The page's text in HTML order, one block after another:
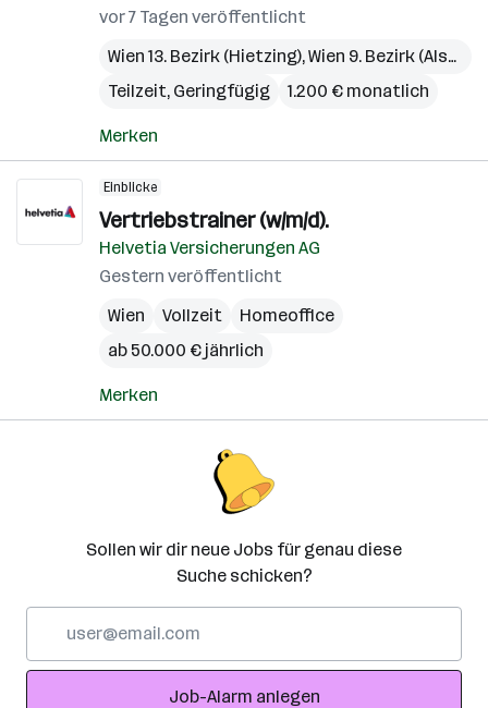
vor 7 Tagen veröffentlicht
Wien 13. Bezirk (Hietzing),Wien 9. Bezirk (Alsergrund)
Teilzeit, Geringfügig
1.200 € monatlich
Merken
Einblicke
Vertriebstrainer (w/m/d).
Helvetia Versicherungen AG
Gestern veröffentlicht
Wien
Vollzeit
Homeoffice
ab 50.000 € jährlich
Merken
Sollen wir dir neue Jobs für genau diese
Suche schicken?
Adresse
Job-Alarm anlegen